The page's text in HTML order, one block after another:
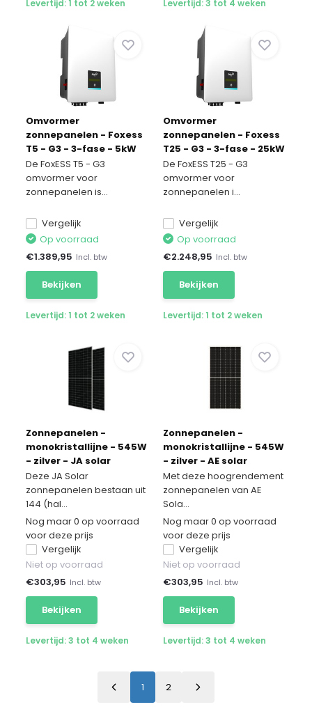
Levertijd: 1 tot 2 weken Levertijd: 3 tot 4 weken
Omvormer
zonnepanelen - Foxess
T5 - G3 - 3-fase - 5kW
De FoxESS T5 - G3
omvormer voor
zonnepanelen is...
Vergelijk
Op voorraad
€1.389,95 Incl. btw
Bekijken
Levertijd: 1 tot 2 weken
Omvormer
zonnepanelen - Foxess
T25 - G3 - 3-fase - 25kW
De FoxESS T25 - G3
omvormer voor
zonnepanelen i...
Vergelijk
Op voorraad
€2.248,95 Incl. btw
Bekijken
Levertijd: 1 tot 2 weken
Zonnepanelen -
monokristallijne - 545W
- zilver - JA solar
Deze JA Solar
zonnepanelen bestaan uit
144 (hal...
Nog maar 0 op voorraad
voor deze prijs
Vergelijk
Niet op voorraad
€303,95 Incl. btw
Bekijken
Levertijd: 3 tot 4 weken
Zonnepanelen -
monokristallijne - 545W
- zilver - AE solar
Met deze hoogrendement
zonnepanelen van AE
Sola...
Nog maar 0 op voorraad
voor deze prijs
Vergelijk
Niet op voorraad
€303,95 Incl. btw
Bekijken
Levertijd: 3 tot 4 weken
1 2